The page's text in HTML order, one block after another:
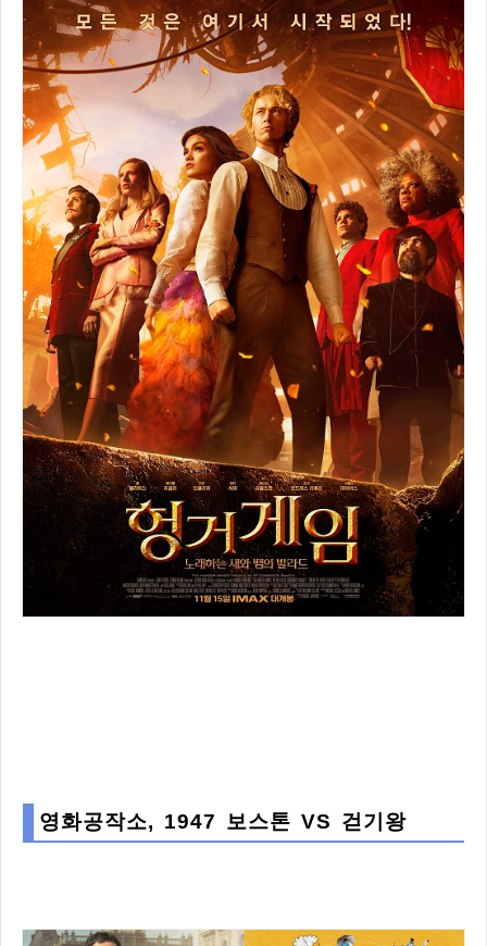
영화공작소, 1947 보스톤 VS 걷기왕